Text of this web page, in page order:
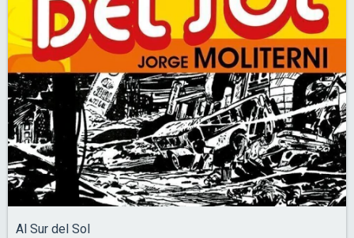
Al Sur del Sol